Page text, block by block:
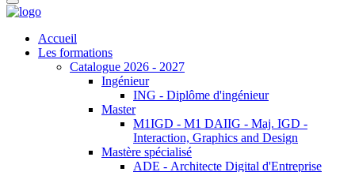
Accueil
Les formations
Catalogue 2026 - 2027
Ingénieur
ING - Diplôme d'ingénieur
Master
M1IGD - M1 DAIIG - Maj. IGD -
Interaction, Graphics and Design
Mastère spécialisé
ADE - Architecte Digital d'Entreprise